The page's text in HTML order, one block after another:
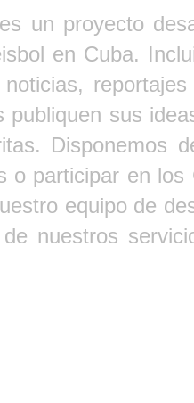
un proyecto
en Cuba.
publiquen sus
Disponemos
o participar en
equipo de
nuestros